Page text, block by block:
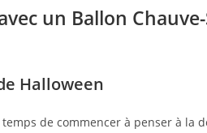
un Ballon
Halloween
de commencer à penser à la